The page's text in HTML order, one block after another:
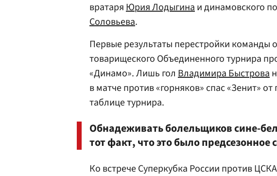
вратаряЮрия Лодыгинаи динамовского
Соловьева.
Первые результаты перестройки команды
товарищеского Объединенного турнира
«Динамо». Лишь гол Владимира Быстрова
в матче против «горняков» спас «Зенит»
таблице турнира.
Обнадеживать болельщиков сине-
тот факт, что это было предсезонное
Ко встрече Суперкубка России против